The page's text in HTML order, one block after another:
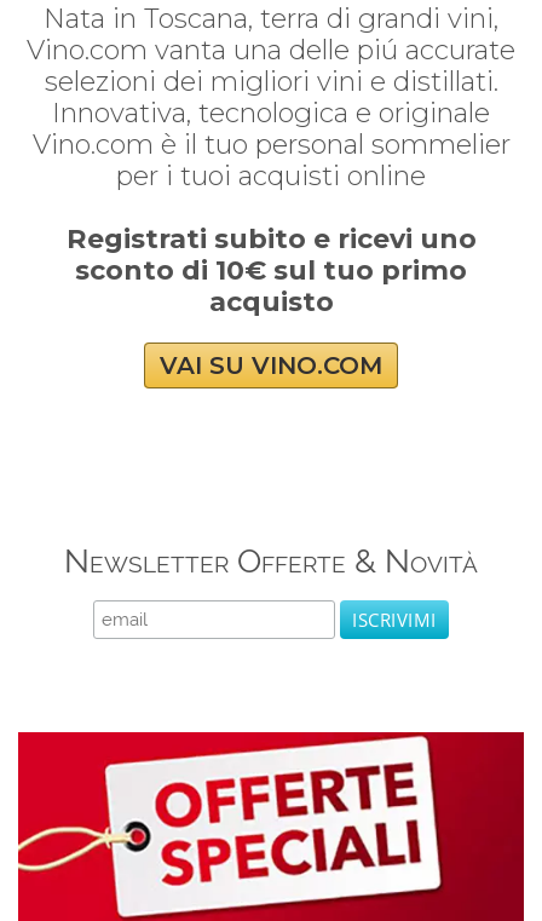
Nata in Toscana, terra di grandi vini,
Vino.com vanta una delle piú accurate
selezioni dei migliori vini e distillati.
Innovativa, tecnologica e originale
Vino.com è il tuo personal sommelier
per i tuoi acquisti online
Registrati subito e ricevi uno
sconto di 10€ sul tuo primo
acquisto
VAI SU VINO.COM
Newsletter Offerte & Novità